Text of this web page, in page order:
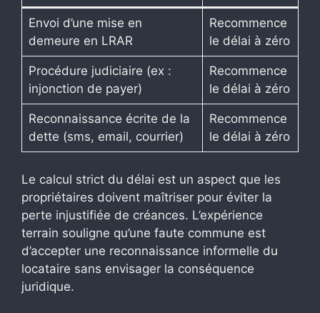
Envoi d’une mise en
demeure en LRAR
Recommence
le délai à zéro
Procédure judiciaire (ex :
injonction de payer)
Recommence
le délai à zéro
Reconnaissance écrite de la
dette (sms, email, courrier)
Recommence
le délai à zéro
Le calcul strict du délai est un aspect que les
propriétaires doivent maîtriser pour éviter la
perte injustifiée de créances. L’expérience
terrain souligne qu’une faute commune est
d’accepter une reconnaissance informelle du
locataire sans envisager la conséquence
juridique.